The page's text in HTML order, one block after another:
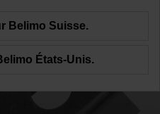
Belimo Suisse.
États-Unis.